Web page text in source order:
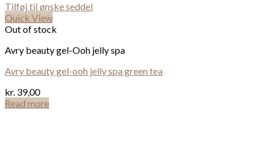
Tilføj til ønske seddel
Quick View
Out of stock
Avry beauty gel-Ooh jelly spa
Avry beauty gel-ooh jelly spa green tea
kr. 39,00
Read more